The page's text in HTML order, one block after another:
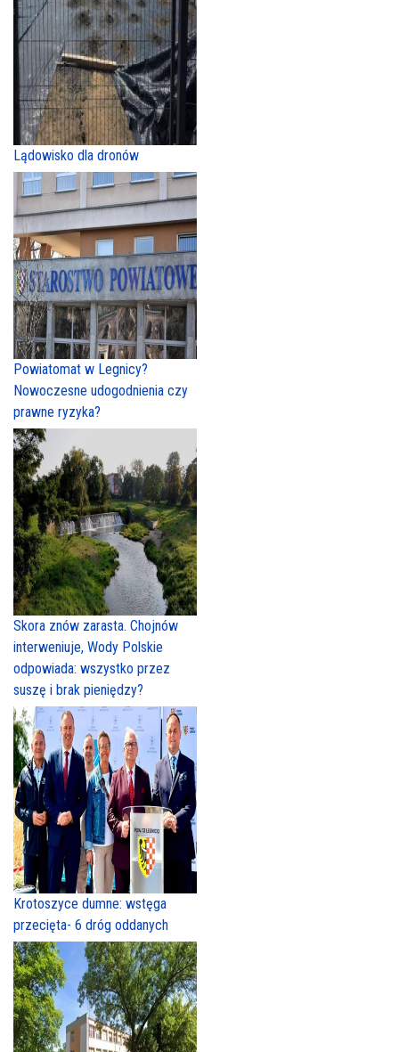
Lądowisko dla dronów
Powiatomat w Legnicy?
Nowoczesne udogodnienia czy
prawne ryzyka?
Skora znów zarasta. Chojnów
interweniuje, Wody Polskie
odpowiada: wszystko przez
suszę i brak pieniędzy?
Krotoszyce dumne: wstęga
przecięta- 6 dróg oddanych